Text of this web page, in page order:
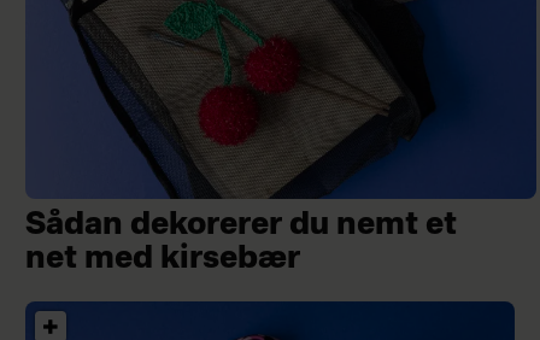
Sådan dekorerer du nemt et
net med kirsebær